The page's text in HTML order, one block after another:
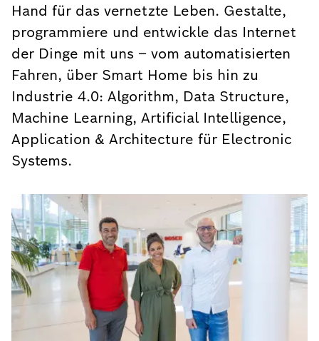
Hand für das vernetzte Leben. Gestalte,
programmiere und entwickle das Internet
der Dinge mit uns – vom automatisierten
Fahren, über Smart Home bis hin zu
Industrie 4.0: Algorithm, Data Structure,
Machine Learning, Artificial Intelligence,
Application & Architecture für Electronic
Systems.